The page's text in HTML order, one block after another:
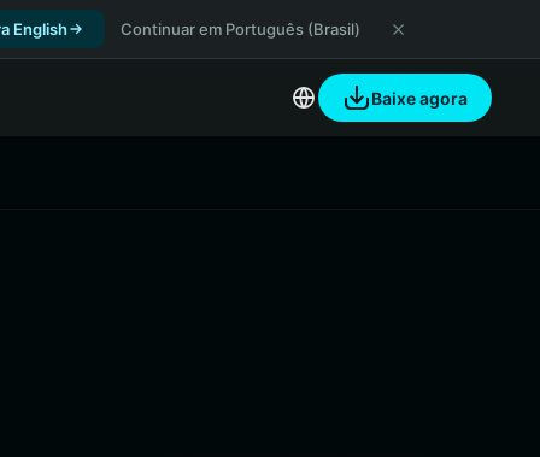
English Continuar em Português (Brasil)
Baixe agora